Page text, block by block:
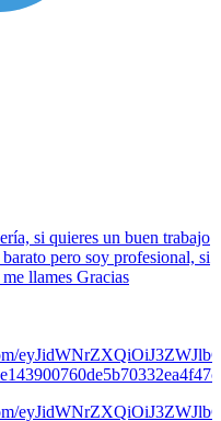
si quieres un buen trabajo
pero soy profesional, si
llames Gracias